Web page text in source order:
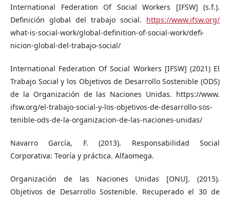
International Federation Of Social Workers [IFSW] (s.f.).
Definición global del trabajo social. https://www.ifsw.org/
what-is-social-work/global-definition-of-social-work/defi-
nicion-global-del-trabajo-social/
International Federation Of Social Workers [IFSW] (2021) El
Trabajo Social y los Objetivos de Desarrollo Sostenible (ODS)
de la Organización de las Naciones Unidas. https://www.
ifsw.org/el-trabajo-social-y-los-objetivos-de-desarrollo-sos-
tenible-ods-de-la-organizacion-de-las-naciones-unidas/
Navarro García, F. (2013). Responsabilidad Social
Corporativa: Teoría y práctica. Alfaomega.
Organización de las Naciones Unidas [ONU]. (2015).
Objetivos de Desarrollo Sostenible. Recuperado el 30 de